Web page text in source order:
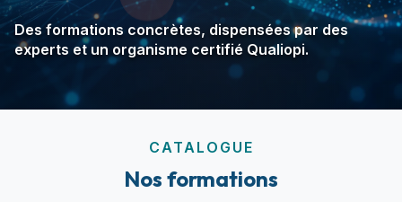
Des formations concrètes, dispensées par des
experts et un organisme certifié Qualiopi.
CATALOGUE
Nos formations